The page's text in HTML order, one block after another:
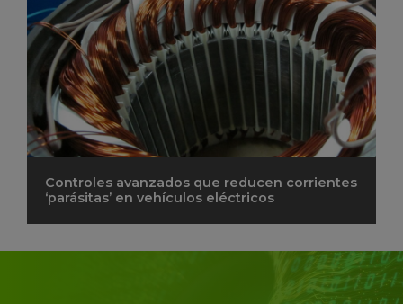
Controles avanzados que reducen corrientes
‘parásitas’ en vehículos eléctricos